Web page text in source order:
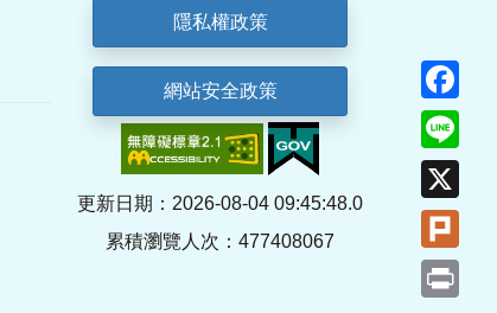
隱私權政策
網站安全政策
更新日期：2026-08-04 09:45:48.0
累積瀏覽人次：477408067